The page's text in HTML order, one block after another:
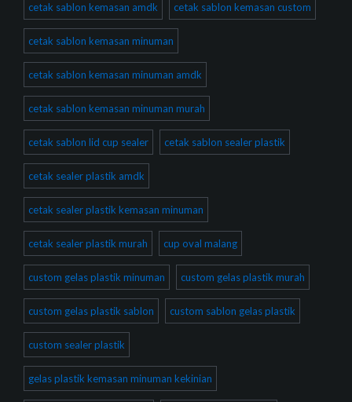
cetak sablon kemasan amdk cetak sablon kemasan custom
cetak sablon kemasan minuman
cetak sablon kemasan minuman amdk
cetak sablon kemasan minuman murah
cetak sablon lid cup sealer cetak sablon sealer plastik
cetak sealer plastik amdk
cetak sealer plastik kemasan minuman
cetak sealer plastik murah cup oval malang
custom gelas plastik minuman custom gelas plastik murah
custom gelas plastik sablon custom sablon gelas plastik
custom sealer plastik
gelas plastik kemasan minuman kekinian